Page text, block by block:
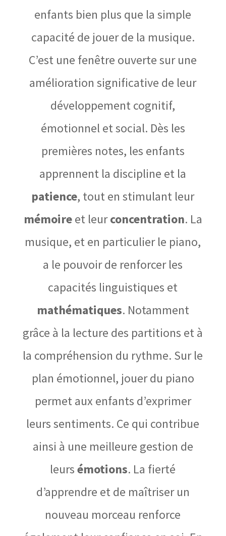
enfants bien plus que la simple
capacité de jouer de la musique.
C’est une fenêtre ouverte sur une
amélioration significative de leur
développement cognitif,
émotionnel et social. Dès les
premières notes, les enfants
apprennent la discipline et la
patience, tout en stimulant leur
mémoireet leurconcentration. La
musique, et en particulier le piano,
a le pouvoir de renforcer les
capacités linguistiques et
mathématiques. Notamment
grâce à la lecture des partitions et à
la compréhension du rythme. Sur le
plan émotionnel, jouer du piano
permet aux enfants d’exprimer
leurs sentiments. Ce qui contribue
ainsi à une meilleure gestion de
leursémotions. La fierté
d’apprendre et de maîtriser un
nouveau morceau renforce